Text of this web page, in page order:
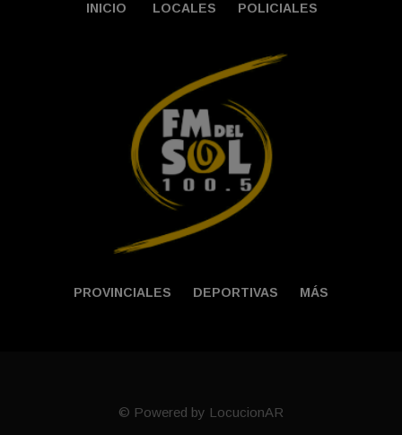
INICIO LOCALES POLICIALES
PROVINCIALES DEPORTIVAS MÁS
© Powered by LocucionAR